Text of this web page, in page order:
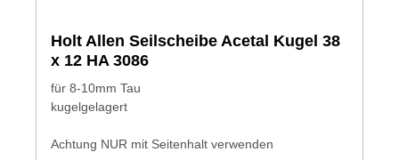
Holt Allen Seilscheibe Acetal Kugel 38
x 12 HA 3086
für 8-10mm Tau
kugelgelagert
Achtung NUR mit Seitenhalt verwenden